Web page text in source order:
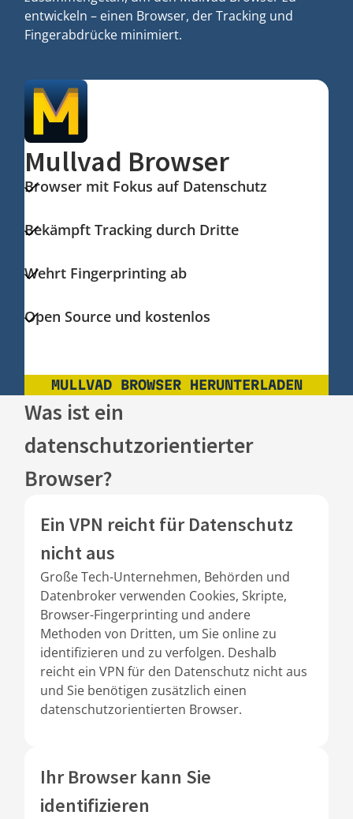
entwickeln – einen Browser, der Tracking und
Fingerabdrücke minimiert.
Mullvad Browser
Browser mit Fokus auf Datenschutz
Bekämpft Tracking durch Dritte
Wehrt Fingerprinting ab
Open Source und kostenlos
MULLVAD BROWSER HERUNTERLADEN
Was ist ein
datenschutzorientierter
Browser?
Ein VPN reicht für Datenschutz
nicht aus
Große Tech-Unternehmen, Behörden und
Datenbroker verwenden Cookies, Skripte,
Browser-Fingerprinting und andere
Methoden von Dritten, um Sie online zu
identifizieren und zu verfolgen. Deshalb
reicht ein VPN für den Datenschutz nicht aus
und Sie benötigen zusätzlich einen
datenschutzorientierten Browser.
Ihr Browser kann Sie
identifizieren